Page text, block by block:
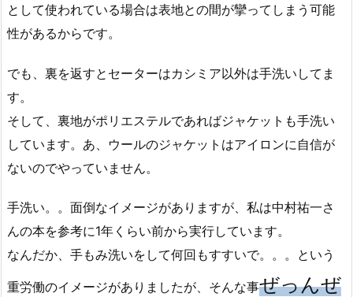
として使われている場合は表地との間が攣ってしまう可能
性があるからです。
でも、裏を返すとセーターはカシミア以外は手洗いしてま
す。
そして、裏地がポリエステルであればジャケットも手洗い
しています。あ、ウールのジャケットはアイロンに自信が
ないのでやっていません。
手洗い。。面倒なイメージがありますが、私は中村祐一さ
んの本を参考に1年くらい前から実行しています。
なんだか、手もみ洗いをして何回もすすいで。。。という
重労働のイメージがありましたが、そんな事ぜっんぜ